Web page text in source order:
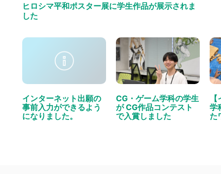
ヒロシマ平和ポスター展に学生作品が展示されま
した
インターネット出願の
事前入力ができるよう
になりました。
CG・ゲーム学科の学生
が CG作品コンテスト
で入賞しました
学
た